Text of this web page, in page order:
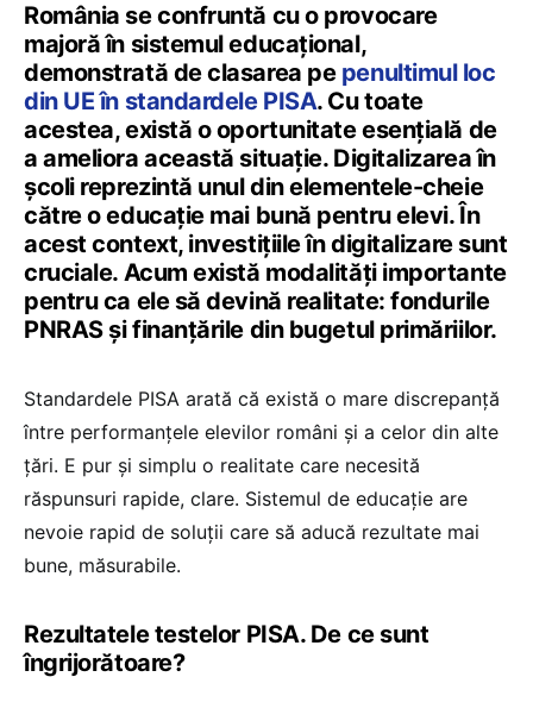
România se confruntă cu o provocare
majoră în sistemul educațional,
demonstrată de clasarea pe penultimul loc
din UE în standardele PISA. Cu toate
acestea, există o oportunitate esențială de
a ameliora această situație. Digitalizarea în
școli reprezintă unul din elementele-cheie
către o educație mai bună pentru elevi. În
acest context, investițiile în digitalizare sunt
cruciale. Acum există modalități importante
pentru ca ele să devină realitate: fondurile
PNRAS și finanțările din bugetul primăriilor.
Standardele PISA arată că există o mare discrepanță
între performanțele elevilor români și a celor din alte
țări. E pur și simplu o realitate care necesită
răspunsuri rapide, clare. Sistemul de educație are
nevoie rapid de soluții care să aducă rezultate mai
bune, măsurabile.
Rezultatele testelor PISA. De ce sunt
îngrijorătoare?